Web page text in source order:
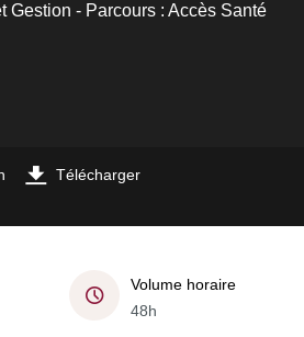
Gestion - Parcours : Accès Santé
Télécharger
Volume horaire
48h